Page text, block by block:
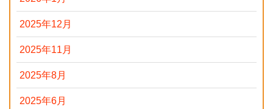
2025年12月
2025年11月
2025年8月
2025年6月